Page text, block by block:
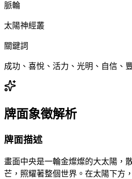
脈輪
太陽神經叢
關鍵詞
成功、喜悅、活力、光明、自信、
牌面象徵解析
牌面描述
畫面中央是一輪金燦燦的大太陽，
芒，照耀著整個世界。在太陽下方